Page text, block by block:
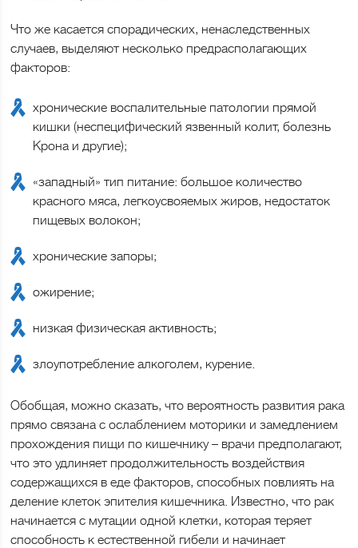
Что же касается спорадических, ненаследственных
случаев, выделяют несколько предрасполагающих
факторов:
хронические воспалительные патологии прямой
кишки (неспецифический язвенный колит, болезнь
Крона и другие);
«западный» тип питание: большое количество
красного мяса, легкоусвояемых жиров, недостаток
пищевых волокон;
хронические запоры;
ожирение;
низкая физическая активность;
злоупотребление алкоголем, курение.
Обобщая, можно сказать, что вероятность развития рака
прямо связана с ослаблением моторики и замедлением
прохождения пищи по кишечнику – врачи предполагают,
что это удлиняет продолжительность воздействия
содержащихся в еде факторов, способных повлиять на
деление клеток эпителия кишечника. Известно, что рак
начинается с мутации одной клетки, которая теряет
способность к естественной гибели и начинает